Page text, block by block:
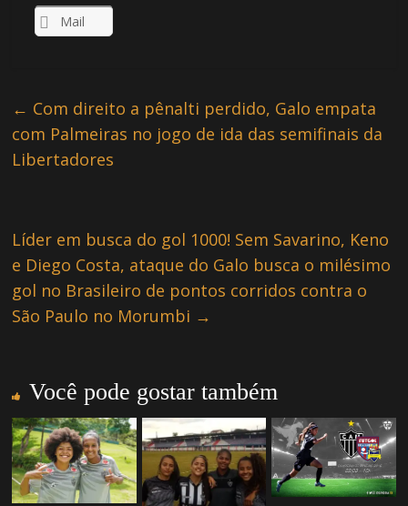
Mail
← Com direito a pênalti perdido, Galo empata
com Palmeiras no jogo de ida das semifinais da
Libertadores
Líder em busca do gol 1000! Sem Savarino, Keno
e Diego Costa, ataque do Galo busca o milésimo
gol no Brasileiro de pontos corridos contra o
São Paulo no Morumbi →
Você pode gostar também